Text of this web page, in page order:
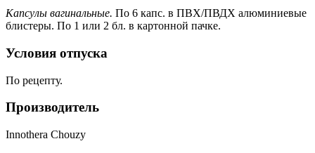
Капсулы вагинальные. По 6 капс. в ПВХ/ПВДХ алюминиевые
блистеры. По 1 или 2 бл. в картонной пачке.
Условия отпуска
По рецепту.
Производитель
Innothera Chouzy